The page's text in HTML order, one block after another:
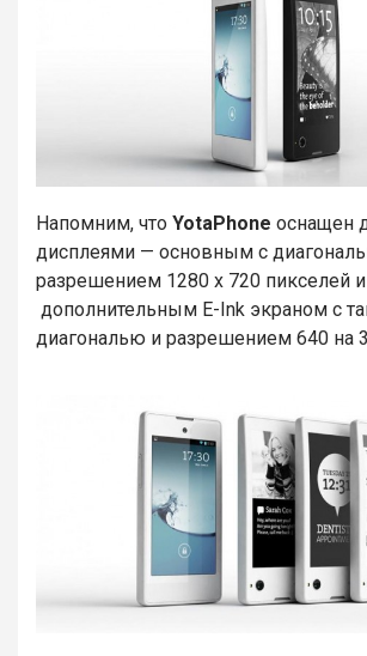
Напомним, что YotaPhone оснащен
дисплеями — основным с
разрешением 1280 х 720 пикселей и
дополнительным E-Ink экраном с
диагональю и разрешением 640 на